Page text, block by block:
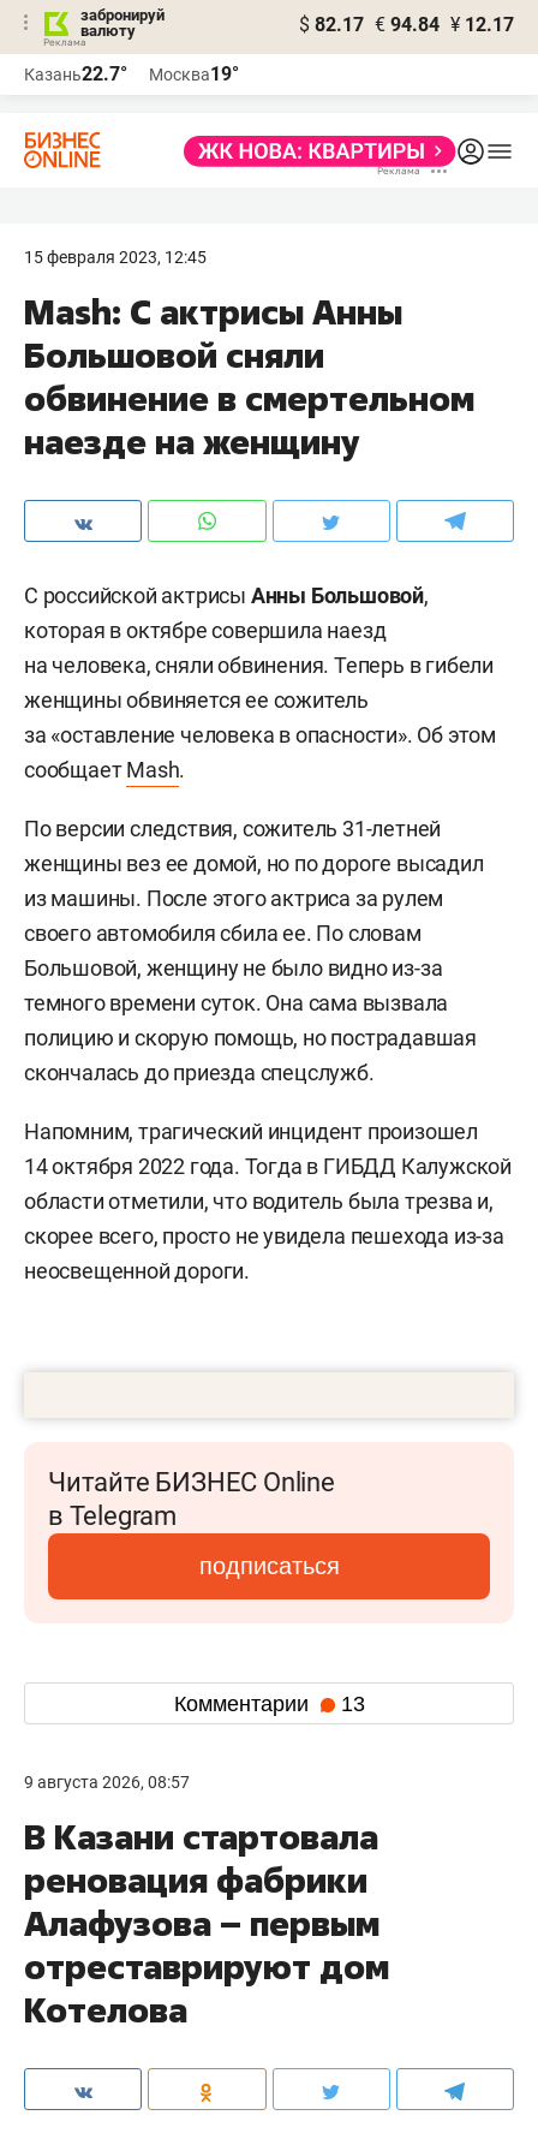
забронируй
валюту
$ 82.17 € 94.84 ¥ 12.17
Казань22.7° Москва19°
15 февраля 2023, 12:45
Mash: С актрисы Анны
Большовой сняли
обвинение в смертельном
наезде на женщину
С российской актрисы Анны Большовой,
которая в октябре совершила наезд
на человека, сняли обвинения. Теперь в гибели
женщины обвиняется ее сожитель
за «оставление человека в опасности». Об этом
сообщаетMash.
По версии следствия, сожитель 31-летней
женщины вез ее домой, но по дороге высадил
из машины. После этого актриса за рулем
своего автомобиля сбила ее. По словам
Большовой, женщину не было видно из-за
темного времени суток. Она сама вызвала
полицию и скорую помощь, но пострадавшая
скончалась до приезда спецслужб.
Напомним, трагический инцидент произошел
14 октября 2022 года. Тогда в ГИБДД Калужской
области отметили, что водитель была трезва и,
скорее всего, просто не увидела пешехода из-за
неосвещенной дороги.
Читайте БИЗНЕС Online
в Telegram
подписаться
Комментарии 13
9 августа 2026, 08:57
В Казани стартовала
реновация фабрики
Алафузова – первым
отреставрируют дом
Котелова